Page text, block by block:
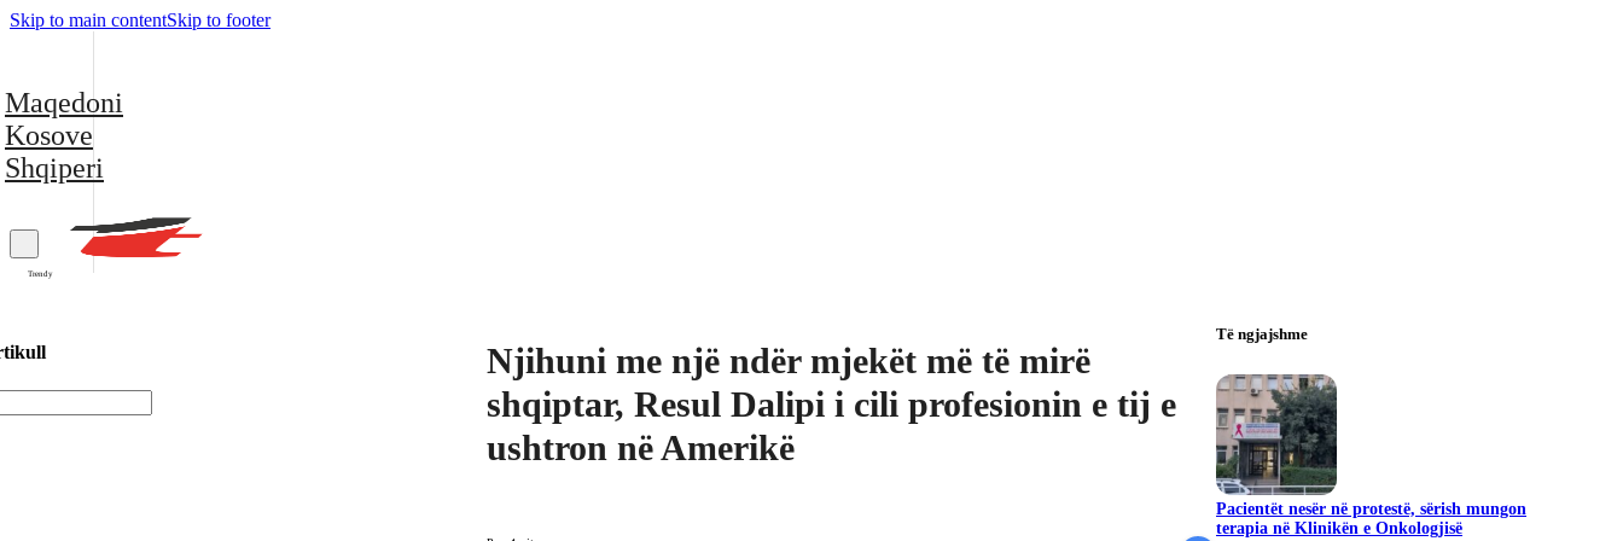
Skip to main contentSkip to footer
Maqedoni
Kosove
Shqiperi
Trendy
Njihuni me një ndër mjekët më të mirë
shqiptar, Resul Dalipi i cili profesionin e tij e
ushtron në Amerikë
Të ngjajshme
Pacientët nesër në protestë, sërish mungon
terapia në Klinikën e Onkologjisë